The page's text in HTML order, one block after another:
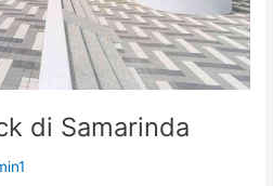
di Samarinda